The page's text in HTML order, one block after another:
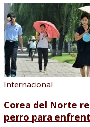
Internacional
Corea del Norte
perro para